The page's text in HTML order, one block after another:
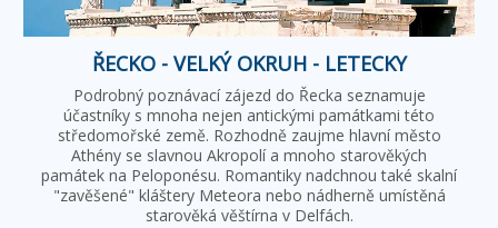
ŘECKO - VELKÝ OKRUH - LETECKY
Podrobný poznávací zájezd do Řecka seznamuje
účastníky s mnoha nejen antickými památkami této
středomořské země. Rozhodně zaujme hlavní město
Athény se slavnou Akropolí a mnoho starověkých
památek na Peloponésu. Romantiky nadchnou také skalní
"zavěšené" kláštery Meteora nebo nádherně umístěná
starověká věštírna v Delfách.